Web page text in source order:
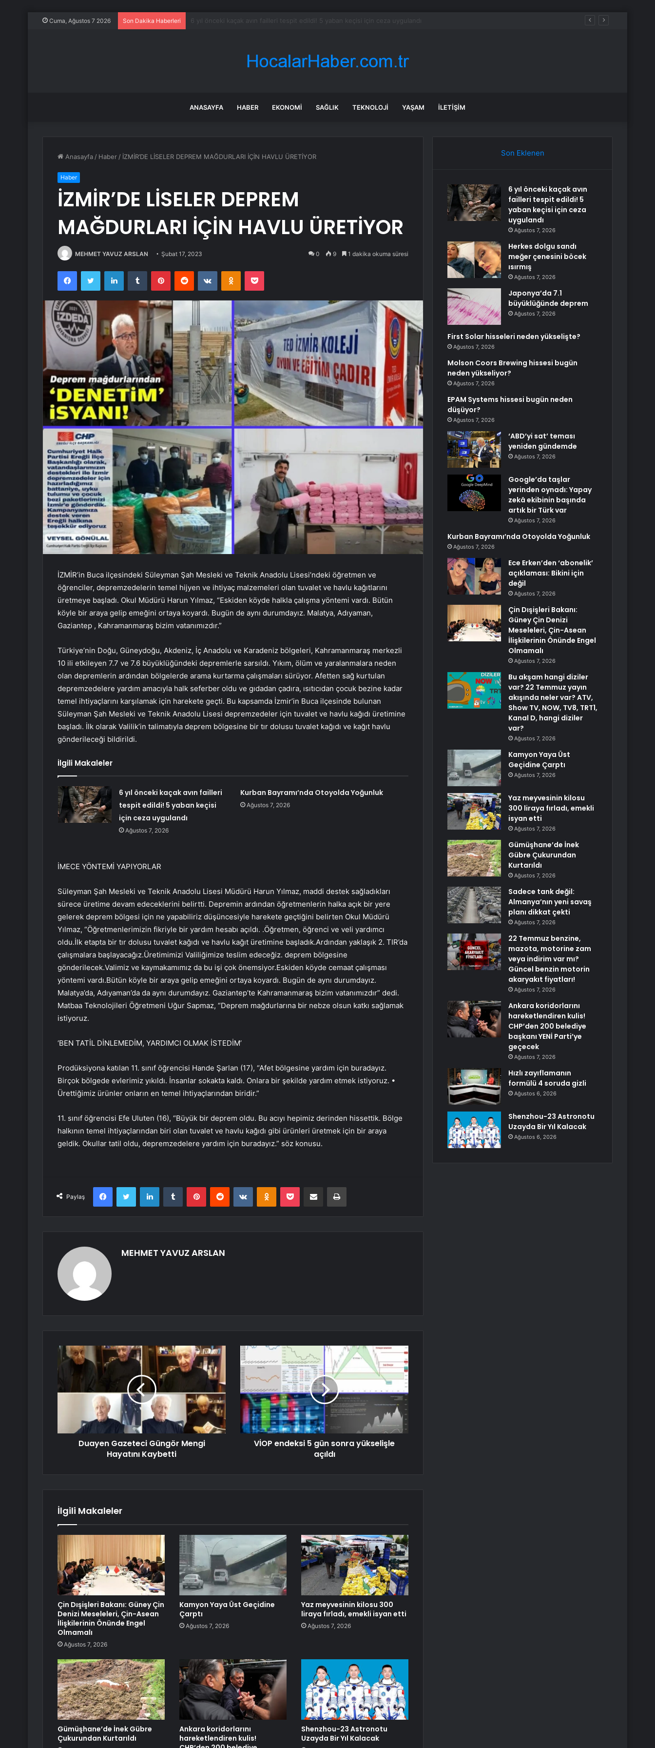
Cuma, Ağustos 7 2026 Son Dakika Haberleri Herkes dolgu sandı meğer çenesini böcek ısırmış
ANASAYFA HABER EKONOMI SAĞLIK TEKNOLOJI YAŞAM İLETIŞIM
Anasayfa / Haber / İZMİR’DE LİSELER DEPREM MAĞDURLARI İÇİN HAVLU ÜRETİYOR
Haber
İZMİR’DE LİSELER DEPREM
MAĞDURLARI İÇİN HAVLU ÜRETİYOR
MEHMET YAVUZ ARSLAN Şubat 17, 2023 0 9 1 dakika okuma süresi
FacebookTwitter LinkedInTumblr PinterestReddit VKontakteOdnoklassniki
Pocket
İZMİR’in Buca ilçesindeki Süleyman Şah Mesleki ve Teknik Anadolu Lisesi’ndeki öğretmen ve
öğrenciler, depremzedelerin temel hijyen ve ihtiyaç malzemeleri olan tuvalet ve havlu kağıtlarını
üretmeye başladı. Okul Müdürü Harun Yılmaz, “Eskiden köyde halkla çalışma yöntemi vardı. Bütün
köyle bir araya gelip emeğini ortaya koyardı. Bugün de aynı durumdayız. Malatya, Adıyaman,
Gaziantep , Kahramanmaraş bizim vatanımızdır.”
Türkiye’nin Doğu, Güneydoğu, Akdeniz, İç Anadolu ve Karadeniz bölgeleri, Kahramanmaraş merkezli
10 ili etkileyen 7.7 ve 7.6 büyüklüğündeki depremlerle sarsıldı. Yıkım, ölüm ve yaralanmalara neden
olan depremlerin ardından bölgelerde arama kurtarma çalışmaları sürüyor. Afetten sağ kurtulan
depremzedelere yardım amacıyla halk seferber oldu ve gıdadan çadıra, ısıtıcıdan çocuk bezine kadar
temel ihtiyaçlarını karşılamak için harekete geçti. Bu kapsamda İzmir’in Buca ilçesinde bulunan
Süleyman Şah Mesleki ve Teknik Anadolu Lisesi depremzedeler için tuvalet ve havlu kağıdı üretimine
başladı. İlk olarak Valilik’in talimatıyla deprem bölgesine bir tır dolusu tuvalet kağıdı ve kağıt havlu
gönderileceği bildirildi.
İlgili Makaleler
6 yıl önceki kaçak avın failleri
tespit edildi! 5 yaban keçisi
için ceza uygulandı
Ağustos 7, 2026
Kurban Bayramı’nda Otoyolda Yoğunluk
Ağustos 7, 2026
İMECE YÖNTEMİ YAPIYORLAR
Süleyman Şah Mesleki ve Teknik Anadolu Lisesi Müdürü Harun Yılmaz, maddi destek sağladıkları
sürece üretime devam edeceklerini belirtti. Depremin ardından öğretmenlerin halka açık bir yere
gelerek deprem bölgesi için ne yapabiliriz düşüncesiyle harekete geçtiğini belirten Okul Müdürü
Yılmaz, “Öğretmenlerimizin fikriyle bir yardım hesabı açıldı. .Öğretmen, öğrenci ve veli yardımcı
oldu.İlk etapta bir tır dolusu tuvalet kağıdı ve havlu kağıt üretimine başladık.Ardından yaklaşık 2. TIR’da
çalışmalara başlayacağız.Üretimimizi Valiliğimize teslim edeceğiz. deprem bölgesine
gönderilecek.Valimiz ve kaymakamımız da bu işi çok önemsiyor.Eskiden köyde cemaat çalışması
yöntemi vardı.Bütün köyle bir araya gelip emeğini ortaya koyardı. Bugün de aynı durumdayız.
Malatya’da, Adıyaman’da da aynı durumdayız. Gaziantep’te Kahramanmaraş bizim vatanımızdır” dedi.
Matbaa Teknolojileri Öğretmeni Uğur Sapmaz, “Deprem mağdurlarına bir nebze olsun katkı sağlamak
istiyoruz.
‘BEN TATİL DİNLEMEDİM, YARDIMCI OLMAK İSTEDİM’
Prodüksiyona katılan 11. sınıf öğrencisi Hande Şarlan (17), “Afet bölgesine yardım için buradayız.
Birçok bölgede evlerimiz yıkıldı. İnsanlar sokakta kaldı. Onlara bir şekilde yardım etmek istiyoruz. •
Ürettiğimiz ürünler onların en temel ihtiyaçlarından biridir.”
11. sınıf öğrencisi Efe Uluten (16), “Büyük bir deprem oldu. Bu acıyı hepimiz derinden hissettik. Bölge
halkının temel ihtiyaçlarından biri olan tuvalet ve havlu kağıdı gibi ürünleri üretmek için bir araya
geldik. Okullar tatil oldu, depremzedelere yardım için buradayız.” söz konusu.
Paylaş
FacebookTwitter LinkedInTumblr PinterestReddit VKontakteOdnoklassniki
Pocket E-Posta ile paylaş Yazdır
MEHMET YAVUZ ARSLAN
Duayen Gazeteci Güngör Mengi
Hayatını Kaybetti
VİOP endeksi 5 gün sonra yükselişle
açıldı
İlgili Makaleler
Çin Dışişleri Bakanı: Güney Çin
Denizi Meseleleri, Çin-Asean
İlişkilerinin Önünde Engel
Olmamalı
Ağustos 7, 2026
Kamyon Yaya Üst Geçidine
Çarptı
Ağustos 7, 2026
Yaz meyvesinin kilosu 300
liraya fırladı, emekli isyan etti
Ağustos 7, 2026
Gümüşhane’de İnek Gübre
Çukurundan Kurtarıldı
Ankara koridorlarını
hareketlendiren kulis!
Shenzhou-23 Astronotu
Uzayda Bir Yıl Kalacak
Son Eklenen
6 yıl önceki kaçak avın
failleri tespit edildi! 5
yaban keçisi için ceza
uygulandı
Ağustos 7, 2026
Herkes dolgu sandı
meğer çenesini böcek
ısırmış
Ağustos 7, 2026
Japonya’da 7.1
büyüklüğünde deprem
Ağustos 7, 2026
First Solar hisseleri neden yükselişte?
Ağustos 7, 2026
Molson Coors Brewing hissesi bugün
neden yükseliyor?
Ağustos 7, 2026
EPAM Systems hissesi bugün neden
düşüyor?
Ağustos 7, 2026
‘ABD’yi sat’ teması
yeniden gündemde
Ağustos 7, 2026
Google’da taşlar
yerinden oynadı: Yapay
zekâ ekibinin başında
artık bir Türk var
Ağustos 7, 2026
Kurban Bayramı’nda Otoyolda Yoğunluk
Ağustos 7, 2026
Ece Erken’den ‘abonelik’
açıklaması: Bikini için
değil
Ağustos 7, 2026
Çin Dışişleri Bakanı:
Güney Çin Denizi
Meseleleri, Çin-Asean
İlişkilerinin Önünde Engel
Olmamalı
Ağustos 7, 2026
Bu akşam hangi diziler
var? 22 Temmuz yayın
akışında neler var? ATV,
Show TV, NOW, TV8, TRT1,
Kanal D, hangi diziler
var?
Ağustos 7, 2026
Kamyon Yaya Üst
Geçidine Çarptı
Ağustos 7, 2026
Yaz meyvesinin kilosu
300 liraya fırladı, emekli
isyan etti
Ağustos 7, 2026
Gümüşhane’de İnek
Gübre Çukurundan
Kurtarıldı
Ağustos 7, 2026
Sadece tank değil:
Almanya’nın yeni savaş
planı dikkat çekti
Ağustos 7, 2026
22 Temmuz benzine,
mazota, motorine zam
veya indirim var mı?
Güncel benzin motorin
akaryakıt fiyatları!
Ağustos 7, 2026
Ankara koridorlarını
hareketlendiren kulis!
CHP’den 200 belediye
başkanı YENİ Parti’ye
geçecek
Ağustos 7, 2026
Hızlı zayıflamanın
formülü 4 soruda gizli
Ağustos 6, 2026
Shenzhou-23 Astronotu
Uzayda Bir Yıl Kalacak
Ağustos 6, 2026